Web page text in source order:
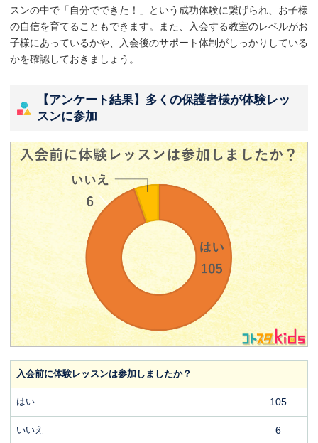
スンの中で「自分でできた！」という成功体験に繋げられ、お子様
の自信を育てることもできます。また、入会する教室のレベルがお
子様にあっているかや、入会後のサポート体制がしっかりしている
かを確認しておきましょう。
【アンケート結果】多くの保護者様が体験レッ
スンに参加
入会前に体験レッスンは参加しましたか？
はい 105
いいえ 6